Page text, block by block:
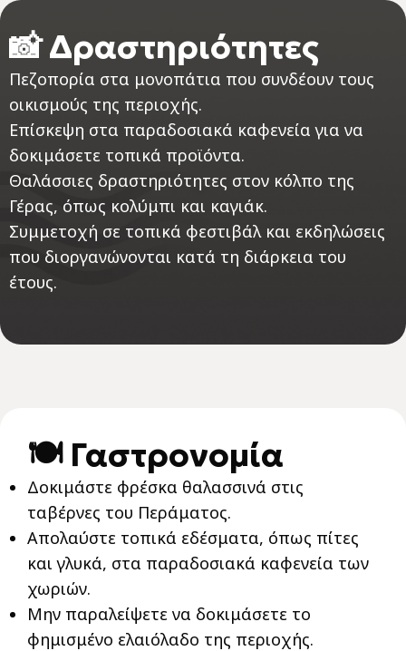
📸 Δραστηριότητες
Πεζοπορία στα μονοπάτια που συνδέουν τους
οικισμούς της περιοχής.
Επίσκεψη στα παραδοσιακά καφενεία για να
δοκιμάσετε τοπικά προϊόντα.
Θαλάσσιες δραστηριότητες στον κόλπο της
Γέρας, όπως κολύμπι και καγιάκ.
Συμμετοχή σε τοπικά φεστιβάλ και εκδηλώσεις
που διοργανώνονται κατά τη διάρκεια του
έτους.
🍽️ Γαστρονομία
Δοκιμάστε φρέσκα θαλασσινά στις
ταβέρνες του Περάματος.
Απολαύστε τοπικά εδέσματα, όπως πίτες
και γλυκά, στα παραδοσιακά καφενεία των
χωριών.
Μην παραλείψετε να δοκιμάσετε το
φημισμένο ελαιόλαδο της περιοχής.